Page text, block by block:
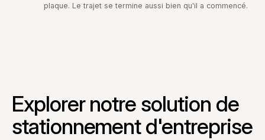
plaque. Le trajet se termine aussi bien qu'il a commencé.
Explorer notre solution de
stationnement d'entreprise